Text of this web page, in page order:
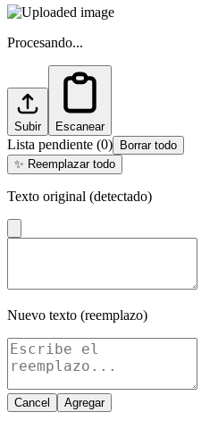
Procesando...
Subir Escanear
Lista pendiente (0)
Borrar todo
✨ Reemplazar todo
Texto original (detectado)
Nuevo texto (reemplazo)
Cancel Agregar